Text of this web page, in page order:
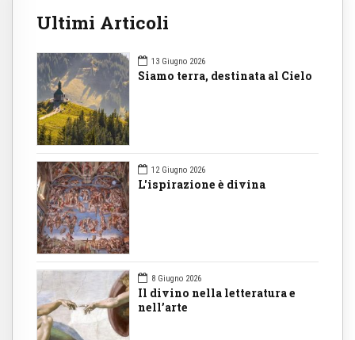
Ultimi Articoli
13 Giugno 2026
Siamo terra, destinata al Cielo
12 Giugno 2026
L'ispirazione è divina
8 Giugno 2026
Il divino nella letteratura e
nell’arte